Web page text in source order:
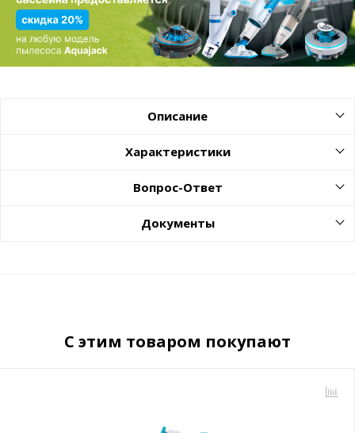
Описание
Характеристики
Вопрос-Ответ
Документы
С этим товаром покупают